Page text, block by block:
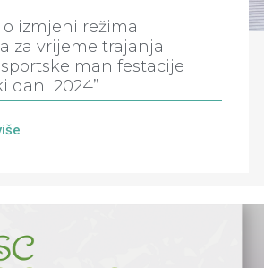
izmjeni režima
za vrijeme trajanja
manifestacije
dani 2024”